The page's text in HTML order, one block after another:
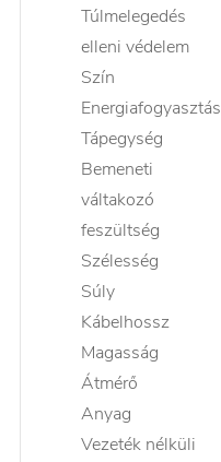
Túlmelegedés
elleni védelem
Szín
Energiafogyasztás
Tápegység
Bemeneti
váltakozó
feszültség
Szélesség
Súly
Kábelhossz
Magasság
Átmérő
Anyag
Vezeték nélküli